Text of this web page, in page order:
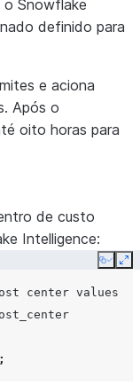
o Snowflake
definido para
e aciona
Após o
oito horas para
de custo
Intelligence:
Copy
center values
;